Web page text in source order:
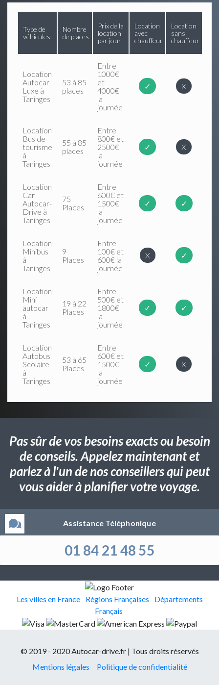
Type de
véhicules
Nombre
de places
Prix de la
location
par jour
Location
avec
chauffeur
Location
sans
chauffeur
Location
Autocar
Luxe à
Taninges
53 à 85
places
Entre
1000€
et
4000€
la
journée
✓ X
Location
Bus de
tourisme
à
Taninges
55 à 85
places
Entre
800€ et
2500€
la
journée
✓ X
Location
Car
Autocar-
Drive à
Taninges
75
Places
Entre
600€ et
1500€
la
journée
✓ ✓
Location
Minibus
à
Taninges
9
Places
Entre
100€ et
600€ la
journée
X ✓
Location
Mini
autocar
à
Taninges
19 à 22
Places
Entre
500€ et
1800€
la
journée
✓ ✓
Location
Autobus
Scolaire
à
Taninges
53 à 65
Places
Entre
600€ et
1500€
la
journée
✓ X
Pas sûr de vos besoins exacts ou besoin
de conseils. Appelez maintenant et
parlez à l'un de nos conseillers qui peut
vous aider à planifier votre voyage.
Assistance Téléphonique
01 84 21 48 55
Les villes en France Régions Françaises
Départements
Français
© 2019 - 2020 Autocar-drive.fr | Tous droits réservés
Mentions légales
Politique de confidentialité